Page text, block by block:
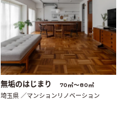
無垢のはじまり 70㎡〜80㎡
埼玉県 ／マンションリノベーション